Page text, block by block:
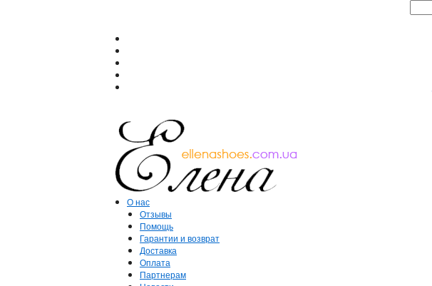
О нас
Отзывы
Помощь
Гарантии и возврат
Доставка
Оплата
Партнерам